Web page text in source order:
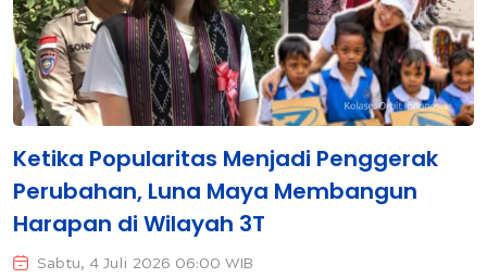
Ketika Popularitas Menjadi Penggerak
Perubahan, Luna Maya Membangun
Harapan di Wilayah 3T
Sabtu, 4 Juli 2026 06:00 WIB